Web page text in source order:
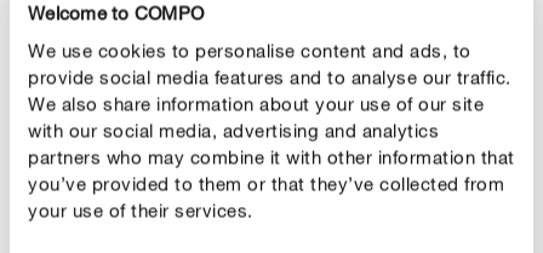
Welcome to COMPO
We use cookies to personalise content and ads, to
provide social media features and to analyse our traffic.
We also share information about your use of our site
with our social media, advertising and analytics
partners who may combine it with other information that
you’ve provided to them or that they’ve collected from
your use of their services.
für kräftige, gesunde und tiefgrüne Pflanzen
natürliche Langzeitwirkung und verbessertes
Bodenleben dank Schafwolle
besonders gute Wasserspeicherfähigkeit für einen
lockeren und belebten Boden, auch in
Trockenphasen